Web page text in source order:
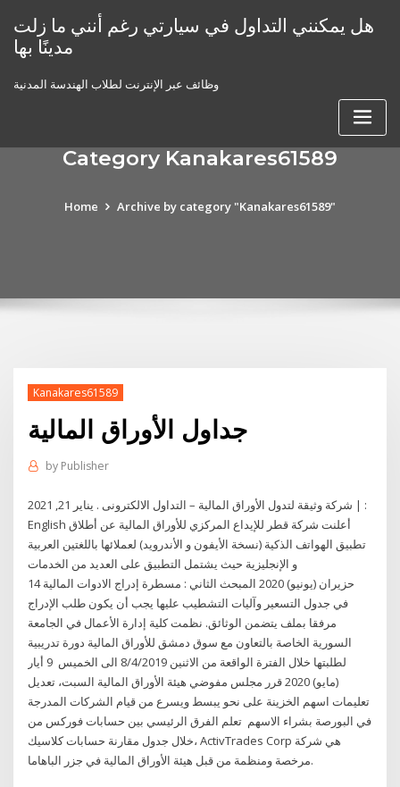
content
هل يمكنني التداول في سيارتي رغم أنني ما زلت
مدينًا بها
وظائف عبر الإنترنت لطلاب الهندسة المدنية
Category Kanakares61589
Home Archive by category "Kanakares61589"
Kanakares61589
جداول الأوراق المالية
by Publisher
شركة وثيقة لتدول الأوراق المالية – التداول الالكترونى . يناير 21, 2021 | :
English أعلنت شركة قطر للإيداع المركزي للأوراق المالية عن أطلاق
تطبيق الهواتف الذكية (نسخة الأيفون و الأندرويد) لعملائها باللغتين العربية
و الإنجليزية حيث يشتمل التطبيق على العديد من الخدمات
14 حزيران (يونيو) 2020 المبحث الثاني : مسطرة إدراج الادوات المالية
في جدول التسعير وآليات التشطيب عليها يجب أن يكون طلب الإدراج
مرفقا بملف يتضمن الوثائق. نظمت كلية إدارة الأعمال في الجامعة
السورية الخاصة بالتعاون مع سوق دمشق للأوراق المالية دورة تدريبية
لطلبتها خلال الفترة الواقعة من الاثنين 8/4/2019 الى الخميس 9 أيار
(مايو) 2020 قرر مجلس مفوضي هيئة الأوراق المالية السبت، تعديل
تعليمات اسهم الخزينة على نحو يبسط ويسرع من قيام الشركات المدرجة
في البورصة بشراء الاسهم تعلم الفرق الرئيسي بين حسابات فوركس من
خلال جدول مقارنة حسابات كلاسيك، ActivTrades Corp هي شركة
مرخصة ومنظمة من قبل هيئة الأوراق المالية في جزر الباهاما.